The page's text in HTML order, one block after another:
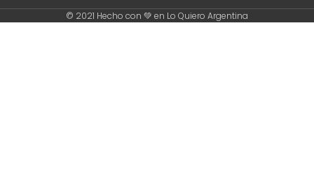
© 2021 Hecho con 💚 en Lo Quiero Argentina